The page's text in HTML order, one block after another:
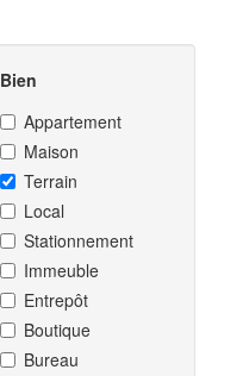
Bien
Appartement
Maison
Terrain
Local
Stationnement
Immeuble
Entrepôt
Boutique
Bureau